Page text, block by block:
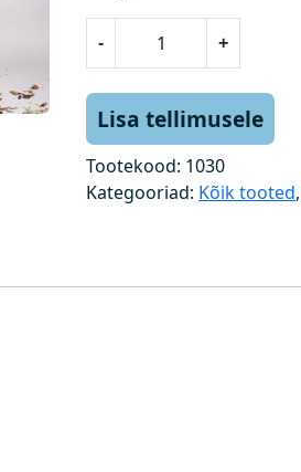
-
k
k
a
h
+
Lisa tellimusele
Tootekood: 1030
Kategooriad: Kõik tooted,